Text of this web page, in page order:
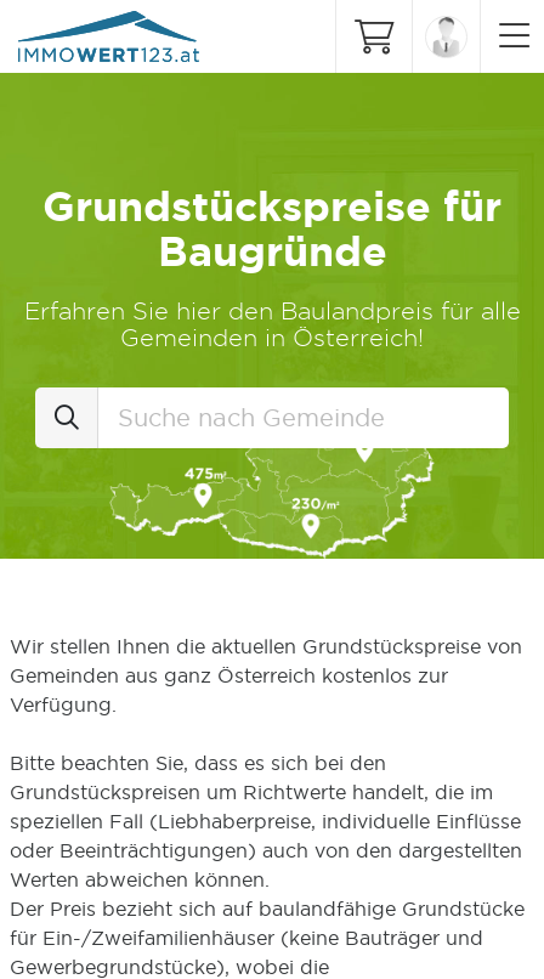
Grundstückspreise für
Baugründe
Erfahren Sie hier den Baulandpreis für alle
Gemeinden in Österreich!
Wir stellen Ihnen die aktuellen Grundstückspreise von
Gemeinden aus ganz Österreich kostenlos zur
Verfügung.
Bitte beachten Sie, dass es sich bei den
Grundstückspreisen um Richtwerte handelt, die im
speziellen Fall (Liebhaberpreise, individuelle Einflüsse
oder Beeinträchtigungen) auch von den dargestellten
Werten abweichen können.
Der Preis bezieht sich auf baulandfähige Grundstücke
für Ein-/Zweifamilienhäuser (keine Bauträger und
Gewerbegrundstücke), wobei die